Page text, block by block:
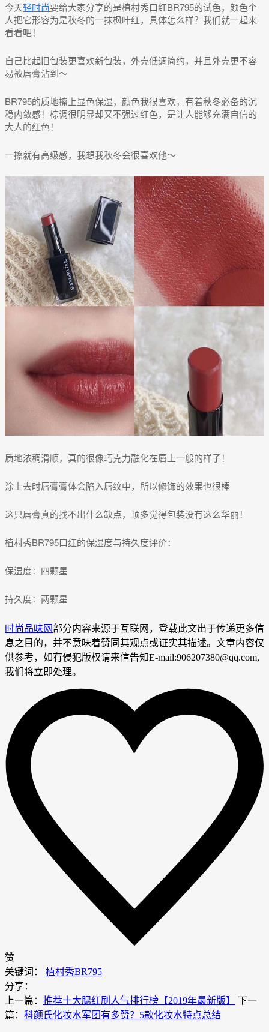
今天轻时尚要给大家分享的是植村秀口红BR795的试色，颜色个
人把它形容为是秋冬的一抹枫叶红，具体怎么样？我们就一起来
看看吧！
自己比起旧包装更喜欢新包装，外壳低调简约，并且外壳更不容
易被唇膏沾到～
BR795的质地擦上显色保湿，颜色我很喜欢，有着秋冬必备的沉
稳内敛感！棕调很明显却又不强过红色，是让人能够充满自信的
大人的红色！
一擦就有高级感，我想我秋冬会很喜欢他～
质地浓稠滑顺，真的很像巧克力融化在唇上一般的样子！
涂上去时唇膏膏体会陷入唇纹中，所以修饰的效果也很棒
这只唇膏真的找不出什么缺点，顶多觉得包装没有这么华丽！
植村秀BR795口红的保湿度与持久度评价：
保湿度：四颗星
持久度：两颗星
时尚品味网部分内容来源于互联网，登载此文出于传递更多信
息之目的，并不意味着赞同其观点或证实其描述。文章内容仅
供参考，如有侵犯版权请来信告知E-mail:906207380@qq.com,
我们将立即处理。
赞
关键词： 植村秀BR795
分享：
上一篇： 推荐十大腮红刷人气排行榜【2019年最新版】
下一
篇： 科颜氏化妆水军团有多赞？5款化妆水特点总结